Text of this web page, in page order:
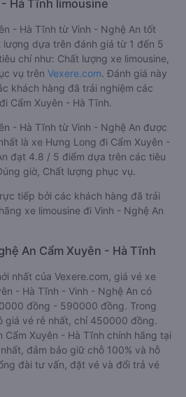
Hà Tĩnh limousine
- Hà Tĩnh từ Vinh - Nghệ An tốt
dựa trên đánh giá từ 1 đến 5
chí như: Chất lượng xe limousine,
vụ trên Vexere.com. Đánh giá này
khách hàng đã trải nghiệm các
Cẩm Xuyên - Hà Tĩnh.
- Hà Tĩnh từ Vinh - Nghệ An được
là xe Hưng Long đi Cẩm Xuyên -
đạt 4.8 / 5 điểm dựa trên các tiêu
giờ, Chất lượng phục vụ.
tiếp bởi các khách hàng đã trải
xe limousine đi Vinh - Nghệ An
An Cẩm Xuyên - Hà Tĩnh
nhất của Vexere.com, giá vé xe
- Hà Tĩnh - Vinh - Nghệ An có
đồng - 590000 đồng. Trong
giá vé rẻ nhất, chỉ 450000 đồng.
Xuyên - Hà Tĩnh chính hãng tại
đảm bảo giữ chỗ 100% và hỗ
đài tư vấn, đặt vé và đổi trả vé